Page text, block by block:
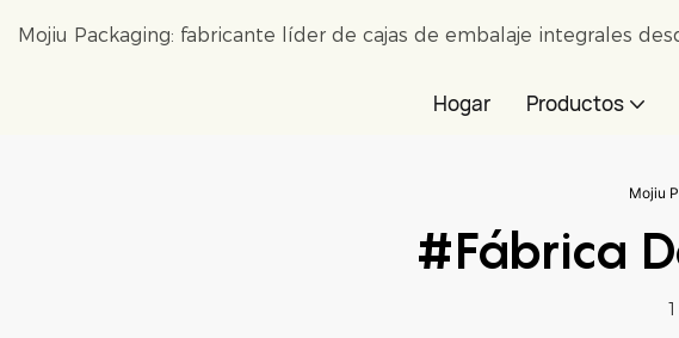
Mojiu Packaging: fabricante líder de cajas de embalaje integrales
Hogar Productos
Mojiu
#fábrica